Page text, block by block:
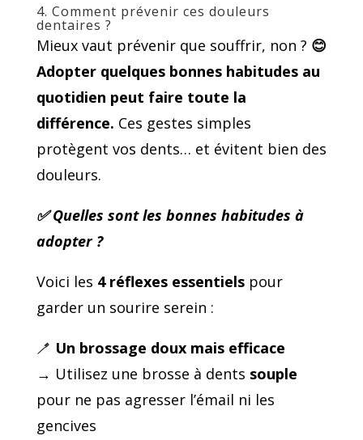
4. Comment prévenir ces douleurs
dentaires ?
Mieux vaut prévenir que souffrir, non ? 😊
Adopter quelques bonnes habitudes au
quotidien peut faire toute la
différence. Ces gestes simples
protègent vos dents… et évitent bien des
douleurs.
✅ Quelles sont les bonnes habitudes à
adopter ?
Voici les 4 réflexes essentielspour
garder un sourire serein :
🪥 Un brossage doux mais efficace
→ Utilisez une brosse à dents souple
pour ne pas agresser l’émail ni les
gencives